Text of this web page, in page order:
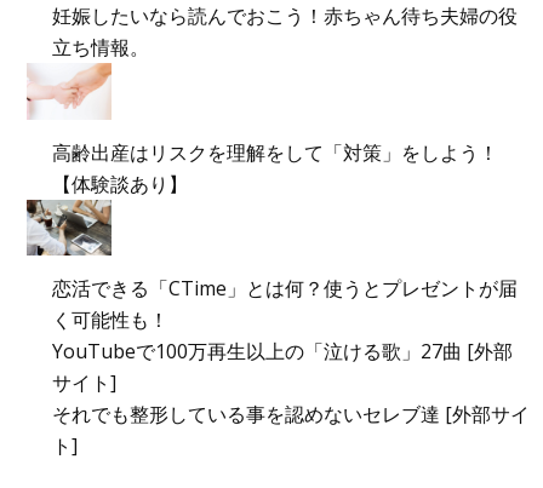
妊娠したいなら読んでおこう！赤ちゃん待ち夫婦の役
立ち情報。
高齢出産はリスクを理解をして「対策」をしよう！
【体験談あり】
恋活できる「CTime」とは何？使うとプレゼントが届
く可能性も！
YouTubeで100万再生以上の「泣ける歌」27曲 [外部
サイト]
それでも整形している事を認めないセレブ達 [外部サイ
ト]